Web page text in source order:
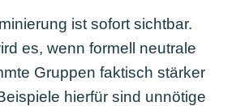
ist sofort sichtbar.
es, wenn formell neutrale
Gruppen faktisch stärker
hierfür sind unnötige